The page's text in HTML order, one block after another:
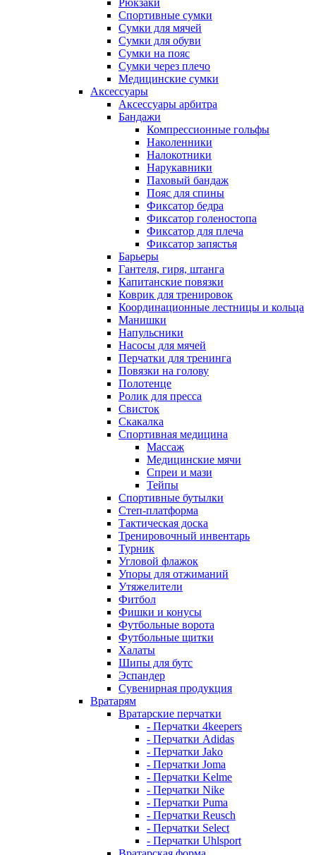
Рюкзаки
Спортивные сумки
Сумки для мячей
Сумки для обуви
Сумки на пояс
Сумки через плечо
Медицинские сумки
Аксессуары
Аксессуары арбитра
Бандажи
Компрессионные гольфы
Наколенники
Налокотники
Нарукавники
Паховый бандаж
Пояс для спины
Фиксатор бедра
Фиксатор голеностопа
Фиксатор для плеча
Фиксатор запястья
Барьеры
Гантеля, гиря, штанга
Капитанские повязки
Коврик для тренировок
Координационные лестницы и кольца
Манишки
Напульсники
Насосы для мячей
Перчатки для тренинга
Повязки на голову
Полотенце
Ролик для пресса
Свисток
Скакалка
Спортивная медицина
Массаж
Медицинские мячи
Спреи и мази
Тейпы
Спортивные бутылки
Степ-платформа
Тактическая доска
Тренировочный инвентарь
Турник
Угловой флажок
Упоры для отжиманий
Утяжелители
Фитбол
Фишки и конусы
Футбольные ворота
Футбольные щитки
Халаты
Шипы для бутс
Эспандер
Сувенирная продукция
Вратарям
Вратарские перчатки
- Перчатки 4keepers
- Перчатки Adidas
- Перчатки Jako
- Перчатки Joma
- Перчатки Kelme
- Перчатки Nike
- Перчатки Puma
- Перчатки Reusch
- Перчатки Select
- Перчатки Uhlsport